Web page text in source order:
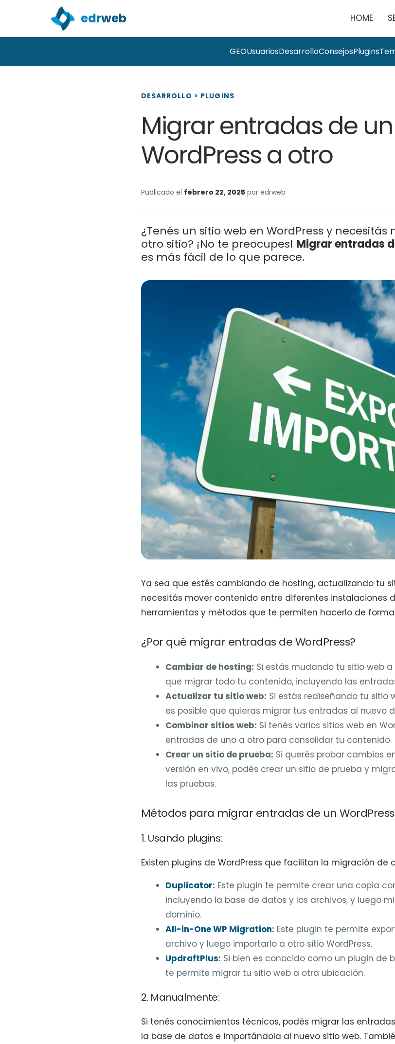
edrweb HOME
GEOUsuariosDesarrolloConsejosPlugins
DESARROLLO > PLUGINS
Migrar entradas de un
WordPress a otro
Publicado el febrero 22, 2025por edrweb
¿Tenés un sitio web en WordPress y
otro sitio? ¡No te preocupes! Migrar entradas
es más fácil de lo que parece.
Ya sea que estés cambiando de hosting, actualizando tu
necesitás mover contenido entre diferentes instalaciones
herramientas y métodos que te permiten hacerlo de
¿Por qué migrar entradas de WordPress?
Cambiar de hosting: Si estás mudando tu sitio web
que migrar todo tu contenido, incluyendo las
Actualizar tu sitio web: Si estás rediseñando tu sitio
es posible que quieras migrar tus entradas al nuevo
Combinar sitios web: Si tenés varios sitios web en
entradas de uno a otro para consolidar tu contenido.
Crear un sitio de prueba: Si querés probar cambios
versión en vivo, podés crear un sitio de prueba y
las pruebas.
Métodos para migrar entradas de un
1. Usando plugins:
Existen plugins de WordPress que facilitan la migración de
Duplicator: Este plugin te permite crear una copia
incluyendo la base de datos y los archivos, y luego
dominio.
All-in-One WP Migration: Este plugin te permite
archivo y luego importarlo a otro sitio WordPress.
UpdraftPlus: Si bien es conocido como un plugin de
te permite migrar tu sitio web a otra ubicación.
2. Manualmente:
Si tenés conocimientos técnicos, podés migrar las
la base de datos e importándola al nuevo sitio web.